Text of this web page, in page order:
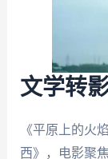
文学转
《平原上的火
西》，电影聚